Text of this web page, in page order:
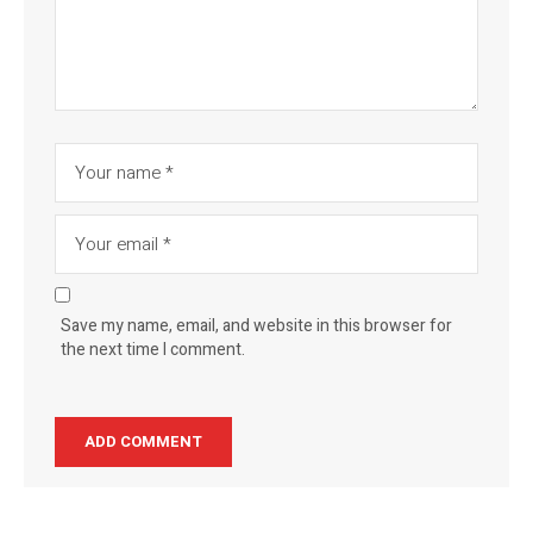
Save my name, email, and website in this browser for
the next time I comment.